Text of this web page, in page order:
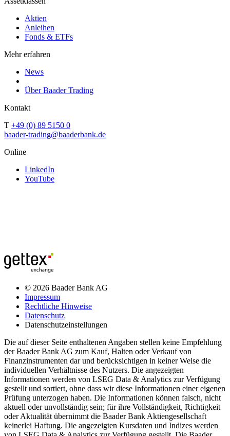
Aktien
Anleihen
Fonds & ETFs
Mehr erfahren
News
Über Baader Trading
Kontakt
T +49 (0) 89 5150 0
baader-trading@baaderbank.de
Online
LinkedIn
YouTube
© 2026 Baader Bank AG
Impressum
Rechtliche Hinweise
Datenschutz
Datenschutzeinstellungen
Die auf dieser Seite enthaltenen Angaben stellen keine Empfehlung
der Baader Bank AG zum Kauf, Halten oder Verkauf von
Finanzinstrumenten dar und berücksichtigen in keiner Weise die
individuellen Verhältnisse des Nutzers. Die angezeigten
Informationen werden von LSEG Data & Analytics zur Verfügung
gestellt und sortiert, ohne dass wir diese Informationen einer eigenen
Prüfung unterzogen haben. Die Informationen können falsch, nicht
aktuell oder unvollständig sein; für ihre Vollständigkeit, Richtigkeit
oder Aktualität übernimmt die Baader Bank Aktiengesellschaft
keinerlei Haftung. Die angezeigten Kursdaten und Indizes werden